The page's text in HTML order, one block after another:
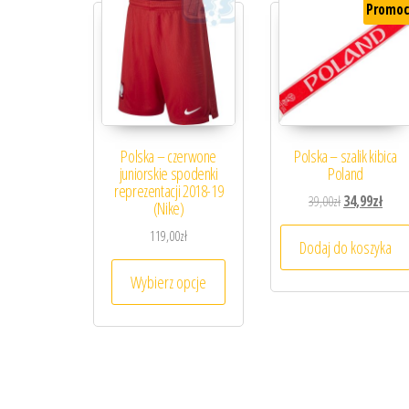
Polska – czerwone
juniorskie spodenki
reprezentacji 2018-19
(Nike)
119,00zł
Wybierz opcje
Ten produkt ma wiele wariantów.
Polska – szalik kibica
Poland
39,00złPierwotna
34,99zł
Dodaj do koszyka